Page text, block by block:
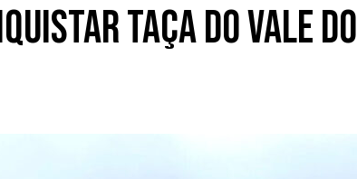
Taça do Vale do